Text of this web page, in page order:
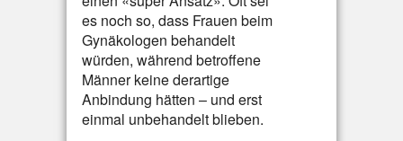
es noch so, dass Frauen beim
Gynäkologen behandelt
würden, während betroffene
Männer keine derartige
Anbindung hätten – und erst
einmal unbehandelt blieben.